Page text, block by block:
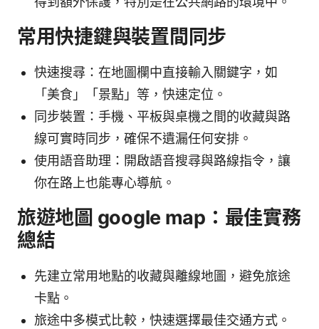
常用快捷鍵與裝置間同步
快速搜尋：在地圖欄中直接輸入關鍵字，如
「美食」「景點」等，快速定位。
同步裝置：手機、平板與桌機之間的收藏與路
線可實時同步，確保不遺漏任何安排。
使用語音助理：開啟語音搜尋與路線指令，讓
你在路上也能專心導航。
旅遊地圖 google map：最佳實務
總結
先建立常用地點的收藏與離線地圖，避免旅途
卡點。
旅途中多模式比較，快速選擇最佳交通方式。